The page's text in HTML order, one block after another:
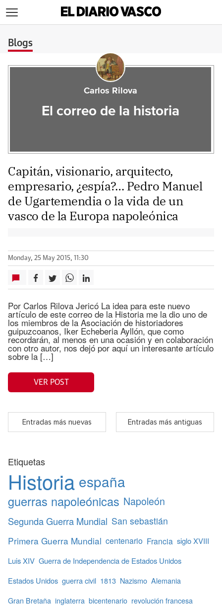
Blogs
Carlos Rilova
El correo de la historia
Capitán, visionario, arquitecto,
empresario, ¿espía?… Pedro Manuel
de Ugartemendia o la vida de un
vasco de la Europa napoleónica
Monday, 25 May 2015, 11:30
Por Carlos Rilova Jericó La idea para este nuevo
artículo de este correo de la Historia me la dio uno de
los miembros de la Asociación de historiadores
guipuzcoanos, Iker Echeberia Ayllón, que como
recordarán, al menos en una ocasión y en colaboración
con otro autor, nos dejó por aquí un interesante artículo
sobre la […]
VER POST
Entradas más nuevas Entradas más antiguas
Etiquetas
Historia españa
guerras napoleónicas Napoleón
Segunda Guerra Mundial San sebastián
Primera Guerra Mundial centenario Francia siglo XVIII
Luis XIV Guerra de Independencia de Estados Unidos
Estados Unidos guerra civil 1813 Nazismo Alemania
Gran Bretaña inglaterra bicentenario revolución francesa